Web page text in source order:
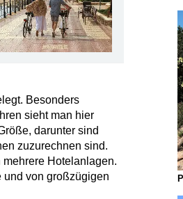
Besonders
sieht man hier
darunter sind
zuzurechnen sind.
Hotelanlagen.
und von großzügigen